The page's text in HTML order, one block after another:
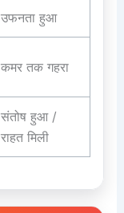
उफनता हुआ
कमर तक गहरा
संतोष हुआ /
राहत मिली